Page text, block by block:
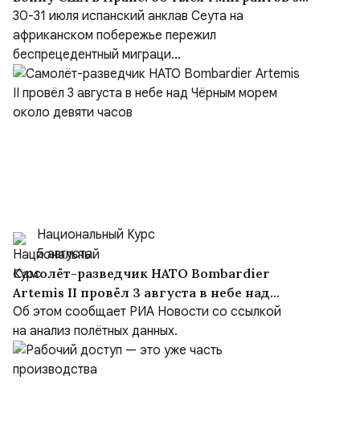
сутки и «шоссе Трампа» в Марокко
30-31 июля испанский анклав Сеута на
африканском побережье пережил
беспрецедентный миграци...
Национальный Курс
5 августа
Самолёт-разведчик НАТО Bombardier
Artemis II провёл 3 августа в небе над
Чёрным морем около девяти часов
Об этом сообщает РИА Новости со ссылкой
на анализ полётных данных.